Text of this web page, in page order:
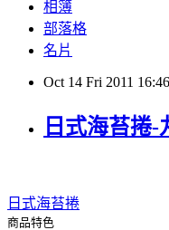
相簿
部落格
名片
Oct 14 Fri 2011 16:46
日式海苔捲
日式海苔捲
商品特色